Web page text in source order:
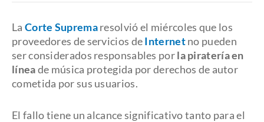
La Corte Supremaresolvió el miércoles que los
proveedores de servicios deInternetno pueden
ser considerados responsables porla piratería en
líneade música protegida por derechos de autor
cometida por sus usuarios.
El fallo tiene un alcance significativo tanto para el